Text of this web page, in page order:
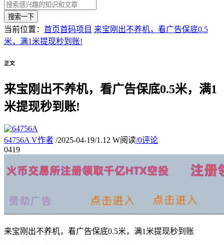
搜索一下
当前位置： 首页首码项目 来宝刚出不养机，看广告保底0.5
米，满1米提现秒到账!
正文
来宝刚出不养机，看广告保底0.5米，满1
米提现秒到账!
64756A V作者 /2025-04-19/1.12 W阅读/0评论
0419
来宝刚出不养机，看广告保底0.5米，满1米提现秒到账